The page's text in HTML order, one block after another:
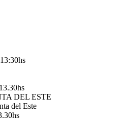
DEL ESTE
del Este